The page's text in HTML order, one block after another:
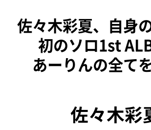
佐々木彩夏、自身
初のソロ1st
あーりんの全て
佐々木彩